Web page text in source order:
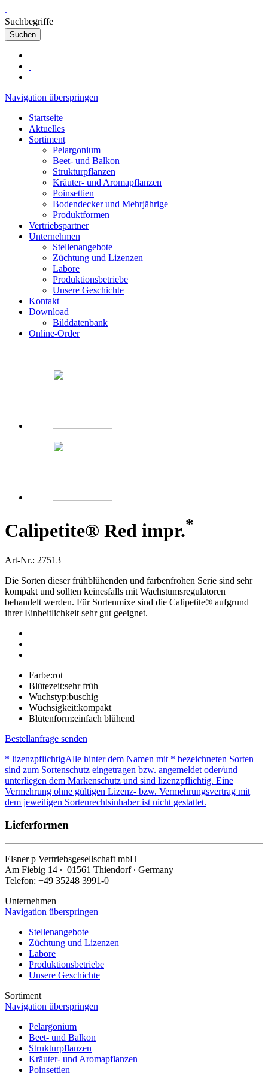
.
Suchbegriffe
Suchen
Navigation überspringen
Startseite
Aktuelles
Sortiment
Pelargonium
Beet- und Balkon
Strukturpflanzen
Kräuter- und Aromapflanzen
Poinsettien
Bodendecker und Mehrjährige
Produktformen
Vertriebspartner
Unternehmen
Stellenangebote
Züchtung und Lizenzen
Labore
Produktionsbetriebe
Unsere Geschichte
Kontakt
Download
Bilddatenbank
Online-Order
Calipetite® Red impr.*
Art-Nr.: 27513
Die Sorten dieser frühblühenden und farbenfrohen Serie sind sehr
kompakt und sollten keinesfalls mit Wachstumsregulatoren
behandelt werden. Für Sortenmixe sind die Calipetite® aufgrund
ihrer Einheitlichkeit sehr gut geeignet.
Farbe:rot
Blütezeit:sehr früh
Wuchstyp:buschig
Wüchsigkeit:kompakt
Blütenform:einfach blühend
Bestellanfrage senden
* lizenzpflichtigAlle hinter dem Namen mit * bezeichneten Sorten
sind zum Sortenschutz eingetragen bzw. angemeldet oder/und
unterliegen dem Markenschutz und sind lizenzpflichtig. Eine
Vermehrung ohne gültigen Lizenz- bzw. Vermehrungsvertrag mit
dem jeweiligen Sortenrechtsinhaber ist nicht gestattet.
Lieferformen
Elsnerp Vertriebsgesellschaft mbH
Am Fiebig 14 ∙ 01561 Thiendorf ∙ Germany
Telefon: +49 35248 3991-0
Unternehmen
Navigation überspringen
Stellenangebote
Züchtung und Lizenzen
Labore
Produktionsbetriebe
Unsere Geschichte
Sortiment
Navigation überspringen
Pelargonium
Beet- und Balkon
Strukturpflanzen
Kräuter- und Aromapflanzen
Poinsettien